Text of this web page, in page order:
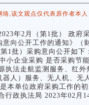
络,该文观点仅代表原作者本
年2月（第1批） 政府
向公开工作的通知》（
1批）采购意向公开如
小企业采购 是否采购节
执法走航监测服务、红
人）服务、无人机、无
本单位政府采购工作的
行政执法局 2023年02月